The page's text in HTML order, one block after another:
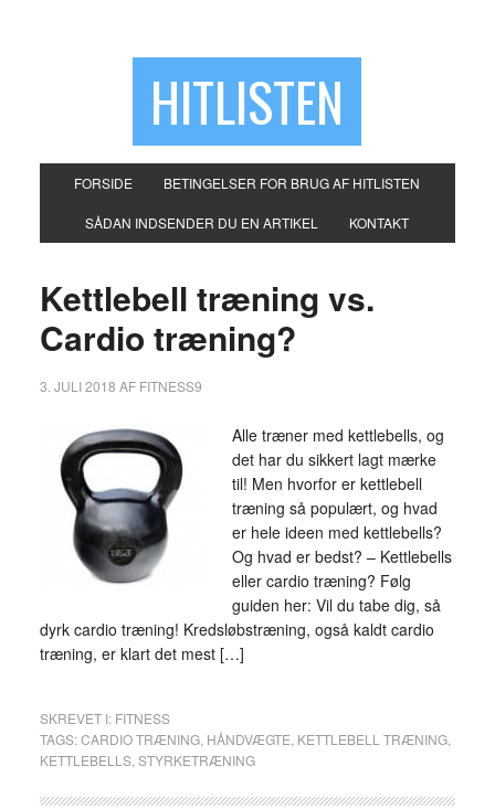
HITLISTEN
FORSIDE BETINGELSER FOR BRUG AF HITLISTEN
SÅDAN INDSENDER DU EN ARTIKEL KONTAKT
Kettlebell træning vs.
Cardio træning?
3. JULI 2018 AF FITNESS9
Alle træner med kettlebells, og
det har du sikkert lagt mærke
til! Men hvorfor er kettlebell
træning så populært, og hvad
er hele ideen med kettlebells?
Og hvad er bedst? – Kettlebells
eller cardio træning? Følg
guiden her: Vil du tabe dig, så
dyrk cardio træning! Kredsløbstræning, også kaldt cardio
træning, er klart det mest […]
SKREVET I: FITNESS
TAGS:CARDIO TRÆNING, HÅNDVÆGTE KETTLEBELL TRÆNING,
KETTLEBELLS, STYRKETRÆNING